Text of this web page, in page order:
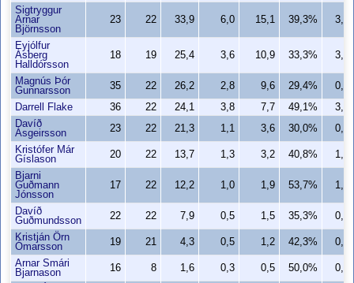
Sigtryggur
Arnar
Björnsson
23 22 33,9 6,0 15,1 39,3% 3,7
Eyjólfur
Ásberg
Halldórsson
18 19 25,4 3,6 10,9 33,3% 3,4
Magnús Þór
Gunnarsson
35 22 26,2 2,8 9,6 29,4%
0,8
Darrell Flake
36 22 24,1 3,8 7,7 49,1%
3,5
Davíð
Ásgeirsson
23 22 21,3 1,1 3,6 30,0%
0,5
Kristófer Már
Gíslason
20 22 13,7 1,3 3,2 40,8%
1,2
Bjarni
Guðmann
Jónsson
17 22 12,2 1,0 1,9 53,7% 1,0
Davíð
Guðmundsson
22 22 7,9 0,5 1,5 35,3%
0,0
Kristján Örn
Ómarsson
19 21 4,3 0,5 1,2 42,3%
0,5
Arnar Smári
Bjarnason
16 8 1,6 0,3 0,5 50,0%
0,1